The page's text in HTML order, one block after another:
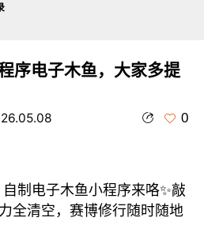
序电子木鱼，大家多提
0
制电子木鱼小程序来咯✨敲
全清空，赛博修行随时随地